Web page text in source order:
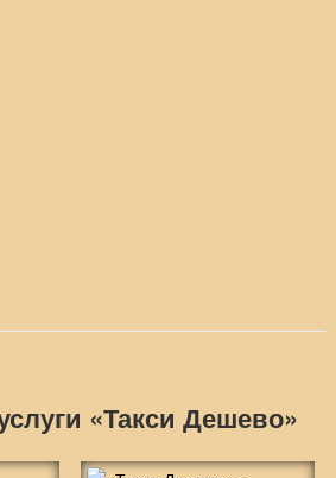
«Такси Дешево»